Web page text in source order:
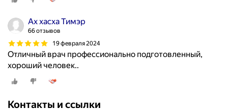
Ах хасха Тимэр
66 отзывов
19 февраля 2024
Отличный врач профессионально подготовленный,
хороший человек..
Контакты и ссылки